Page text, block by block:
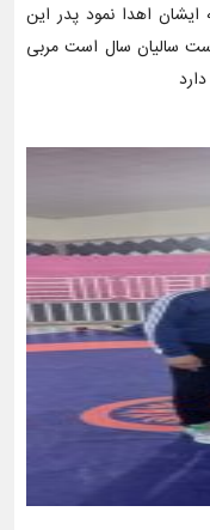
اهدا نمود پدر این
سالیان سال است مربی